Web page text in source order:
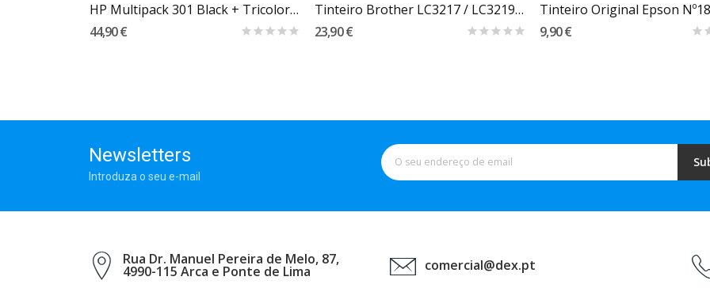
HP Multipack 301 Black + Tricolor - Original
44,90 €
Tinteiro Brother LC3217 / LC3219 XL 18ml Amarelo
23,90 €
9,90 €
Newsletters
Introduza o seu e-mail
Rua Dr. Manuel Pereira de Melo, 87,
4990-115 Arca e Ponte de Lima comercial@dex.pt